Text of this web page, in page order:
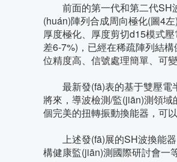
前面的第一代和第二代SH波
(huán)陣列合成周向極化(圖4左
厚度極化、厚度剪切d15模式壓
差6-7%)，已經在稀疏陣列結構
位精度高、信號處理簡單、可
最新發(fā)表的基于雙壓電半圓
將來，導波檢測/監(jiān)測領
個完美的扭轉振動換能器，可
上述發(fā)展的SH波換能器已
構健康監(jiān)測國際研討會一等